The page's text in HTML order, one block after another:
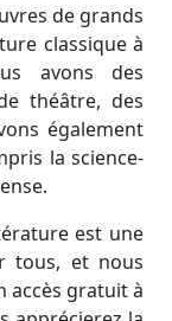
de grands
classique à
avons des
théâtre, des
également
la science-
est une
tous, et nous
accès gratuit à